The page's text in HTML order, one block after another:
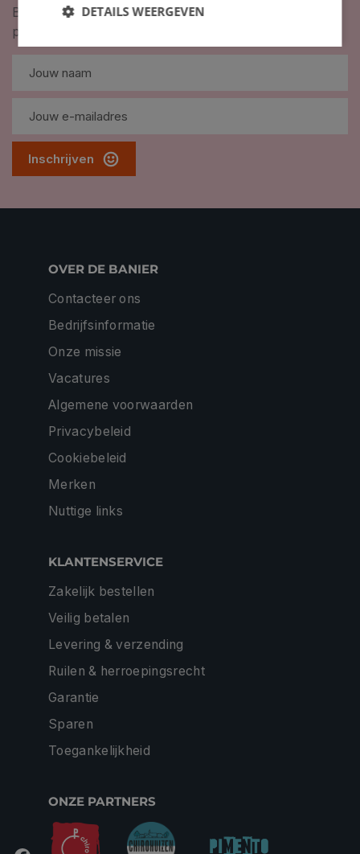
Blijf op de hoogte van nieuwigheden, inspiratie,
promoties en meer!
Inschrijven
OVER DE BANIER
Contacteer ons
Bedrijfsinformatie
Onze missie
Vacatures
Algemene voorwaarden
Privacybeleid
Cookiebeleid
Merken
Nuttige links
KLANTENSERVICE
Zakelijk bestellen
Veilig betalen
Levering & verzending
Ruilen & herroepingsrecht
Garantie
Sparen
Toegankelijkheid
ONZE PARTNERS
DETAILS WEERGEVEN